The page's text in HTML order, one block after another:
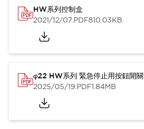
HW系列控制盒
2021/12/07.PDF810.03KB
φ22 HW系列 緊急停止用按鈕開關
2025/05/19.PDF1.84MB